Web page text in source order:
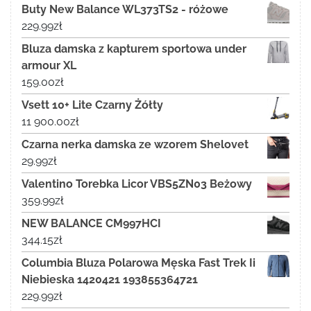
Buty New Balance WL373TS2 - różowe
229.99zł
Bluza damska z kapturem sportowa under
armour XL
159.00zł
Vsett 10+ Lite Czarny Żółty
11 900.00zł
Czarna nerka damska ze wzorem Shelovet
29.99zł
Valentino Torebka Licor VBS5ZN03 Beżowy
359.99zł
NEW BALANCE CM997HCI
344.15zł
Columbia Bluza Polarowa Męska Fast Trek Ii
Niebieska 1420421 193855364721
229.99zł